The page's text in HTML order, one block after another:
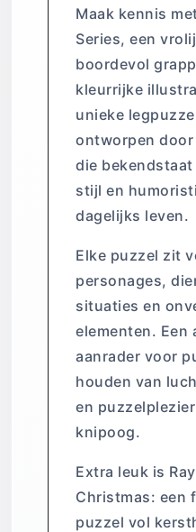
Maak kennis
Series, een
boordevol
kleurrijke
unieke
ontworpen door
die
stijl en
dagelijks leven.
Elke puzzel zit
personages,
situaties en
elementen. Een
aanrader voor
houden van
en
knipoog.
Extra leuk is
Christmas: een
puzzel vol